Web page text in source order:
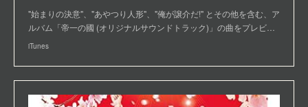
"始まりの決意"、"あやつり人形"、"俺が譲介だ!" とその他を含む、ア
ルバム「帝一の國 (オリジナルサウンドトラック)」の曲をプレビ…
iTunes